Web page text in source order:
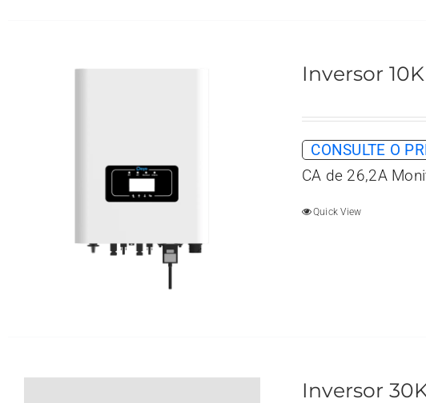
Inversor
CONSULTE O
CA de 26,2A
Quick View
Inversor